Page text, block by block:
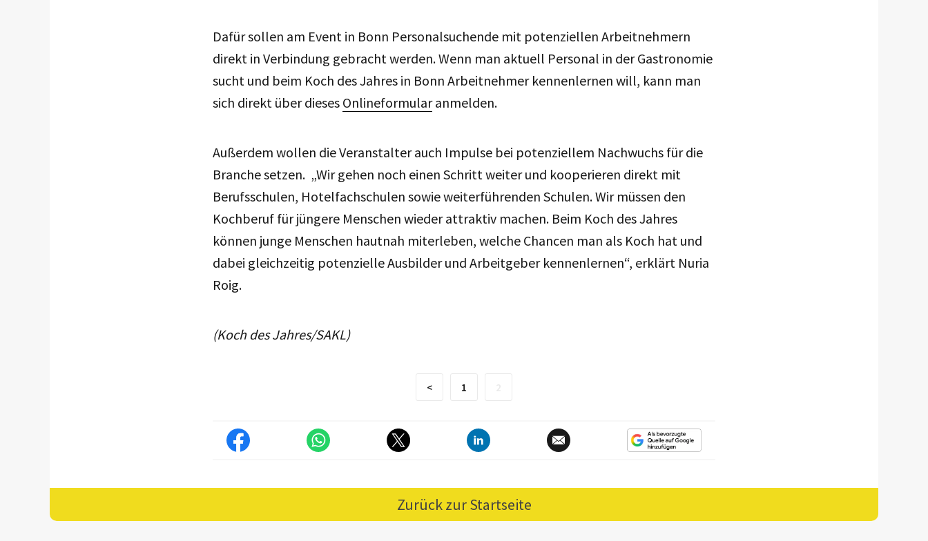
Dafür sollen am Event in Bonn Personalsuchende mit potenziellen Arbeitnehmern
direkt in Verbindung gebracht werden. Wenn man aktuell Personal in der Gastronomie
sucht und beim Koch des Jahres in Bonn Arbeitnehmer kennenlernen will, kann man
sich direkt über dieses Onlineformularanmelden.
Außerdem wollen die Veranstalter auch Impulse bei potenziellem Nachwuchs für die
Branche setzen. „Wir gehen noch einen Schritt weiter und kooperieren direkt mit
Berufsschulen, Hotelfachschulen sowie weiterführenden Schulen. Wir müssen den
Kochberuf für jüngere Menschen wieder attraktiv machen. Beim Koch des Jahres
können junge Menschen hautnah miterleben, welche Chancen man als Koch hat und
dabei gleichzeitig potenzielle Ausbilder und Arbeitgeber kennenlernen“, erklärt Nuria
Roig.
(Koch des Jahres/SAKL)
< 1
Zurück zur Startseite